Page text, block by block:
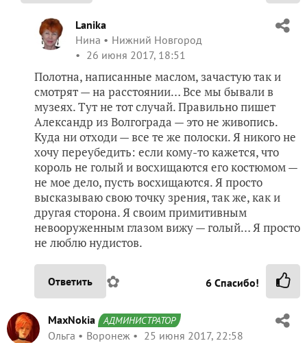
Lanika
Нина
Нижний Новгород
26 июня 2017, 18:51
Полотна, написанные маслом, зачастую так и
смотрят — на расстоянии… Все мы бывали в
музеях. Тут не тот случай. Правильно пишет
Александр из Волгограда — это не живопись.
Куда ни отходи — все те же полоски. Я никого не
хочу переубедить: если кому-то кажется, что
король не голый и восхищаются его костюмом —
не мое дело, пусть восхищаются. Я просто
высказываю свою точку зрения, так же, как и
другая сторона. Я своим примитивным
невооруженным глазом вижу — голый… Я просто
не люблю нудистов.
Ответить ✿ 6 Спасибо!
MaxNokia АДМИНИСТРАТОР
Ольга Воронеж 25 июня 2017, 22:58